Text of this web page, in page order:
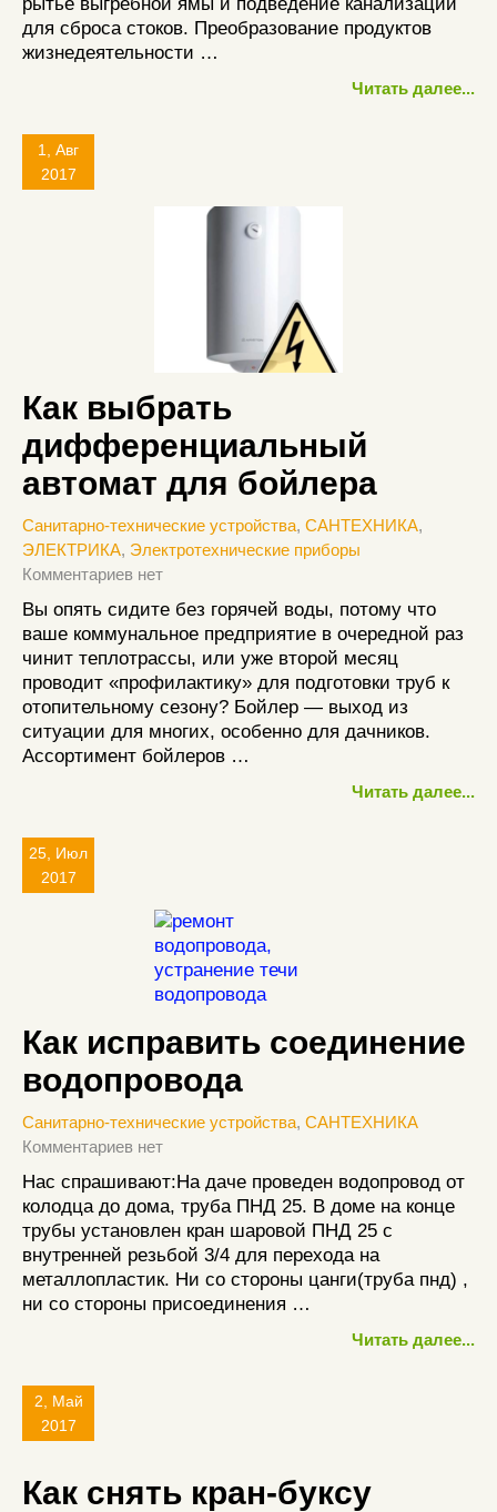
для сброса стоков. Преобразование продуктов
жизнедеятельности …
Читать далее...
1, Авг
2017
Как выбрать
дифференциальный
автомат для бойлера
Санитарно-технические устройства, САНТЕХНИКА,
ЭЛЕКТРИКА, Электротехнические приборы
Комментариев нет
Вы опять сидите без горячей воды, потому что
ваше коммунальное предприятие в очередной раз
чинит теплотрассы, или уже второй месяц
проводит «профилактику» для подготовки труб к
отопительному сезону? Бойлер — выход из
ситуации для многих, особенно для дачников.
Ассортимент бойлеров …
Читать далее...
25, Июл
2017
Как исправить соединение
водопровода
Санитарно-технические устройства, САНТЕХНИКА
Комментариев нет
Нас спрашивают:На даче проведен водопровод от
колодца до дома, труба ПНД 25. В доме на конце
трубы установлен кран шаровой ПНД 25 с
внутренней резьбой 3/4 для перехода на
металлопластик. Ни со стороны цанги(труба пнд) ,
ни со стороны присоединения …
Читать далее...
2, Май
2017
Как снять кран-буксу